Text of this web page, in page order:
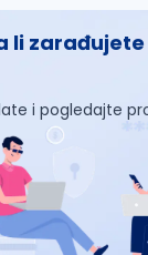
li
i pogledajte